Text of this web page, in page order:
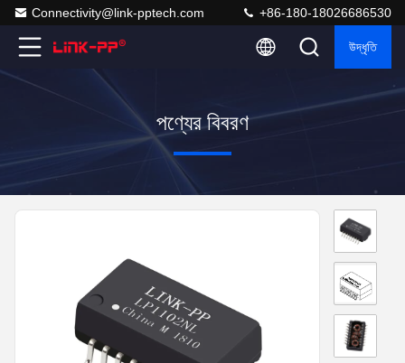
Connectivity@link-pptech.com +86-180-18026686530
উদ্ধৃতি
পণ্যের বিবরণ